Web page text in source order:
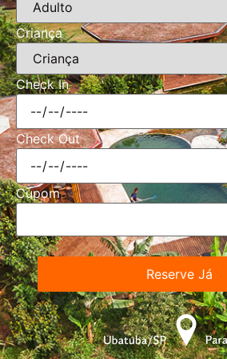
Criança
Check In
Check Out
Cupom
Reserve Já